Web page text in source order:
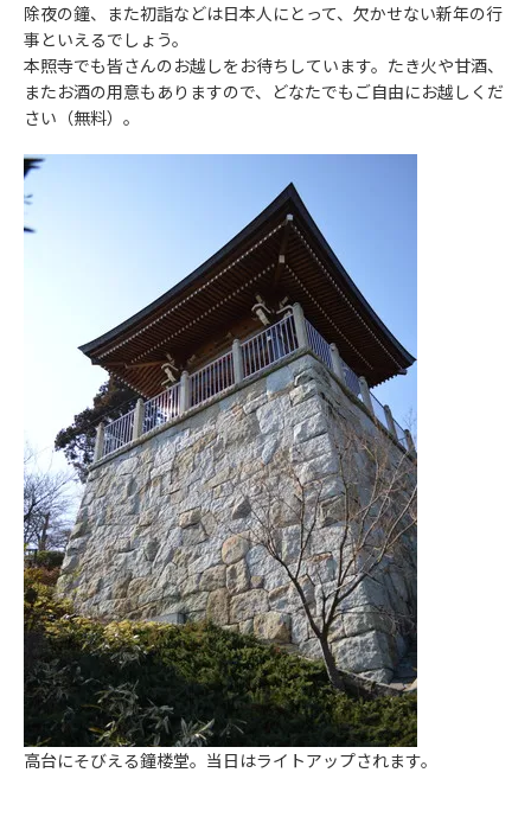
除夜の鐘、また初詣などは日本人にとって、欠かせない新年の行
事といえるでしょう。
本照寺でも皆さんのお越しをお待ちしています。たき火や甘酒、
またお酒の用意もありますので、どなたでもご自由にお越しくだ
さい（無料）。
高台にそびえる鐘楼堂。当日はライトアップされます。